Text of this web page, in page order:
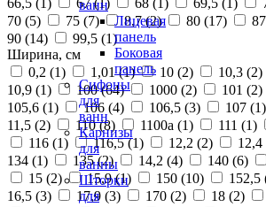
ванн
Лицевая
панель
Боковая
панель
Сифоны
для
ванн
Карнизы
для
ванны
Шторки
для
70 (5) 75 (7) 8,7 (2) 80 (17)
90 (14) 99,5 (1)
Ширина, см
0,2 (1) 1,01 (1) 10 (2) 10,3 (2)
10,9 (1) 100 (64) 1000 (2) 101 (2)
105,6 (1) 106 (4) 106,5 (3) 107 (1)
11,5 (2) 110 (8) 1100а (1) 111 (1)
116 (1) 116,5 (1) 12,2 (2) 12,4
134 (1) 135 (2) 14,2 (4) 140 (6)
15 (2) 15,9 (1) 150 (10) 152,5
16,5 (3) 17,9 (3) 170 (2) 18 (2)